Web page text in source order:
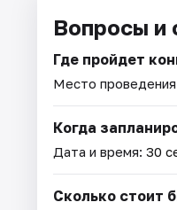
Вопросы и
Где пройдет
Место
Когда
Дата и время: 30
Сколько стоит